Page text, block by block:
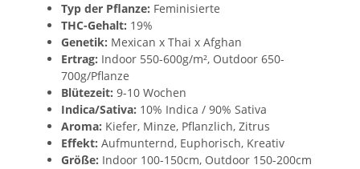
Typ der Pflanze: Feminisierte
THC-Gehalt: 19%
Genetik: Mexican x Thai x Afghan
Ertrag: Indoor 550-600g/m², Outdoor 650-
700g/Pflanze
Blütezeit: 9-10 Wochen
Indica/Sativa: 10% Indica / 90% Sativa
Aroma: Kiefer, Minze, Pflanzlich, Zitrus
Effekt: Aufmunternd, Euphorisch, Kreativ
Größe: Indoor 100-150cm, Outdoor 150-200cm